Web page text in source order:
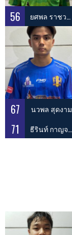
56 ยศพล ราชวงษ์คำ
67 นวพล สุดงาม
71 ธีรินท์ กาญจนดุล